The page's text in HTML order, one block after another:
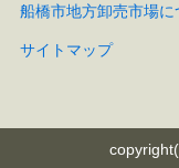
船橋市地方卸売市場に
サイトマップ